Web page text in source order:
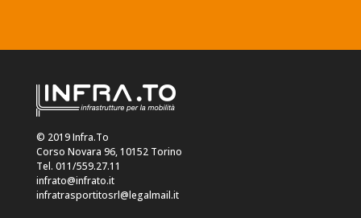
© 2019 Infra.To
Corso Novara 96, 10152 Torino
Tel. 011/559.27.11
infrato@infrato.it
infratrasportitosrl@legalmail.it